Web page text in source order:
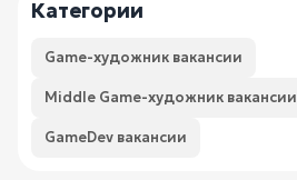
Категории
Game-художник вакансии
Middle Game-художник вакансии
GameDev вакансии